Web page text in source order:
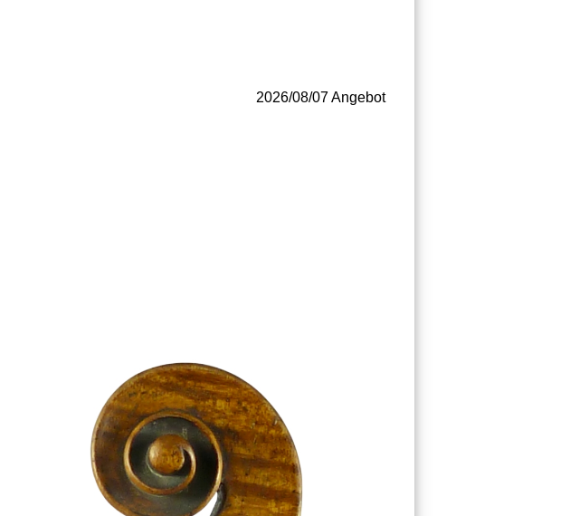
2026/08/07 Angebot